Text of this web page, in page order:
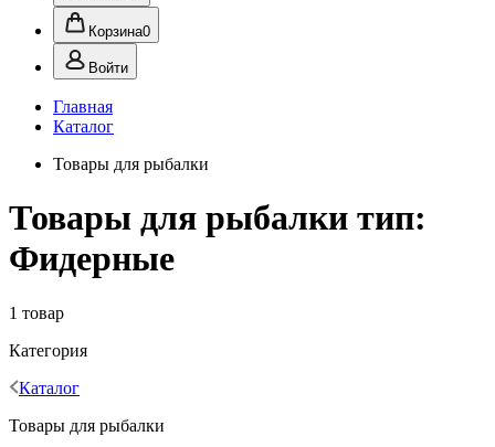
Корзина0
Войти
Главная
Каталог
Товары для рыбалки
Товары для рыбалки тип:
Фидерные
1 товар
Категория
Каталог
Товары для рыбалки